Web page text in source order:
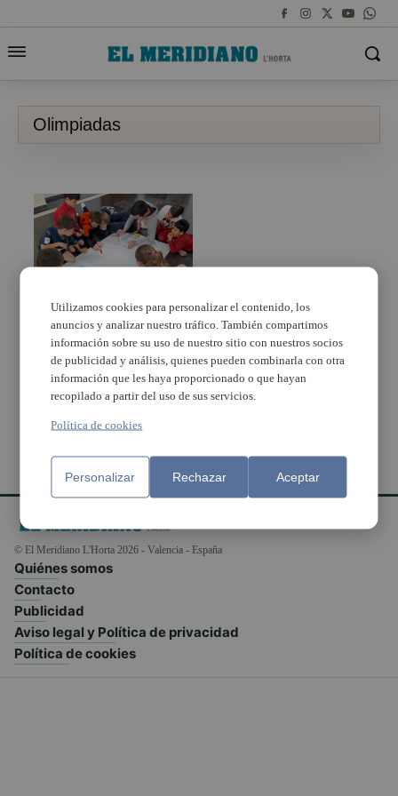
Olimpiadas
Benetússer dedica su
Escola de Pasqua a las
mini Olimpiadas
alternativas
© El Meridiano L'Horta 2026 - Valencia - España
Quiénes somos
Contacto
Publicidad
Aviso legal y Política de privacidad
Política de cookies
Utilizamos cookies para personalizar el contenido, los
anuncios y analizar nuestro tráfico. También compartimos
información sobre su uso de nuestro sitio con nuestros socios
de publicidad y análisis, quienes pueden combinarla con otra
información que les haya proporcionado o que hayan
recopilado a partir del uso de sus servicios.
Política de cookies
Personalizar Rechazar Aceptar